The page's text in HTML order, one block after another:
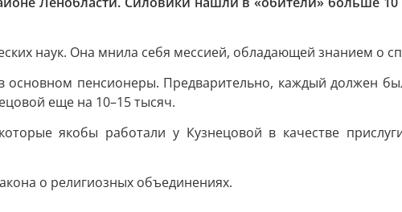
наук. Она мнила себя мессией, обладающей знанием о
основном пенсионеры. Предварительно, каждый должен
еще на 10–15 тысяч.
якобы работали у Кузнецовой в качестве
о религиозных объединениях.